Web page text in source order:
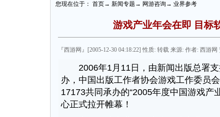
您现在位于： 首页→ 新闻专题→ 网游咨询→ 业界参考
游戏产业年会在即 目标
『西游网』[2005-12-30 04:18:22] 性质: 转载 来源: 作者: 西游网
2006年1月11日，由新闻出版总署支
办，中国出版工作者协会游戏工作委员
17173共同承办的“2005年度中国游戏产
心正式拉开帷幕！